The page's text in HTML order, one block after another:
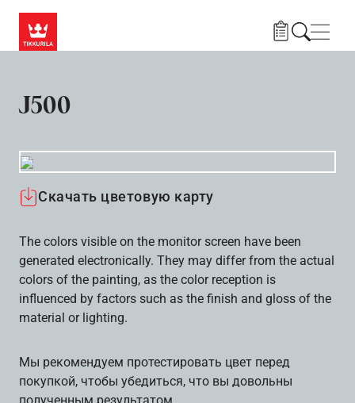
J500
Скачать цветовую карту
The colors visible on the monitor screen have been
generated electronically. They may differ from the actual
colors of the painting, as the color reception is
influenced by factors such as the finish and gloss of the
material or lighting.
Мы рекомендуем протестировать цвет перед
покупкой, чтобы убедиться, что вы довольны